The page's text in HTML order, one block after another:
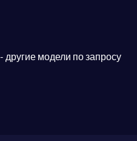
модели по запросу